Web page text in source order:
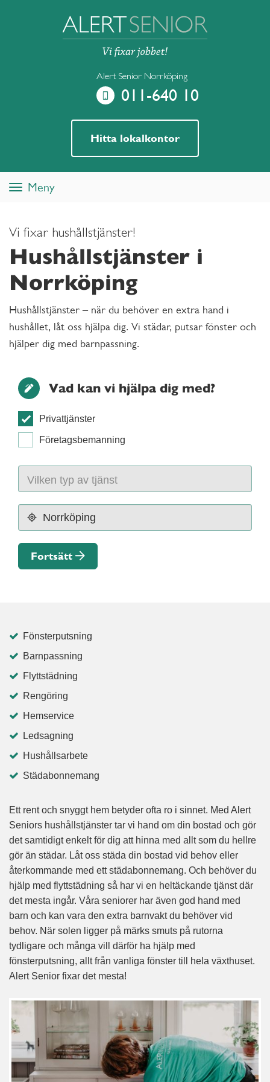
Alert Senior Norrköping
011-640 10
Hitta lokalkontor
ToggleMeny
Vi fixar hushållstjänster!
Hushållstjänster i
Norrköping
Hushållstjänster – när du behöver en extra hand i
hushållet, låt oss hjälpa dig. Vi städar, putsar fönster och
hjälper dig med barnpassning.
Vad kan vi hjälpa dig med?
Privattjänster
Företagsbemanning
Fortsätt
Fönsterputsning
Barnpassning
Flyttstädning
Rengöring
Hemservice
Ledsagning
Hushållsarbete
Städabonnemang
Ett rent och snyggt hem betyder ofta ro i sinnet. Med Alert
Seniors hushållstjänster tar vi hand om din bostad och gör
det samtidigt enkelt för dig att hinna med allt som du hellre
gör än städar. Låt oss städa din bostad vid behov eller
återkommande med ett städabonnemang. Och behöver du
hjälp med flyttstädning så har vi en heltäckande tjänst där
det mesta ingår. Våra seniorer har även god hand med
barn och kan vara den extra barnvakt du behöver vid
behov. När solen ligger på märks smuts på rutorna
tydligare och många vill därför ha hjälp med
fönsterputsning, allt från vanliga fönster till hela växthuset.
Alert Senior fixar det mesta!